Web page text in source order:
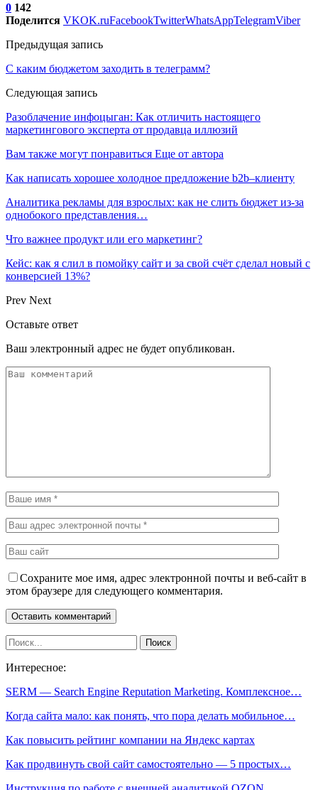
0 142
Поделится VKOK.ruFacebookTwitterWhatsAppTelegramViber
Предыдущая запись
С каким бюджетом заходить в телеграмм?
Следующая запись
Разоблачение инфоцыган: Как отличить настоящего
маркетингового эксперта от продавца иллюзий
Вам также могут понравиться Еще от автора
Как написать хорошее холодное предложение b2b–клиенту
Аналитика рекламы для взрослых: как не слить бюджет из-за
однобокого представления…
Что важнее продукт или его маркетинг?
Кейс: как я слил в помойку сайт и за свой счёт сделал новый с
конверсией 13%?
Prev Next
Оставьте ответ
Ваш электронный адрес не будет опубликован.
Сохраните мое имя, адрес электронной почты и веб-сайт в
этом браузере для следующего комментария.
Интересное:
SERM — Search Engine Reputation Marketing. Комплексное…
Когда сайта мало: как понять, что пора делать мобильное…
Как повысить рейтинг компании на Яндекс картах
Как продвинуть свой сайт самостоятельно — 5 простых…